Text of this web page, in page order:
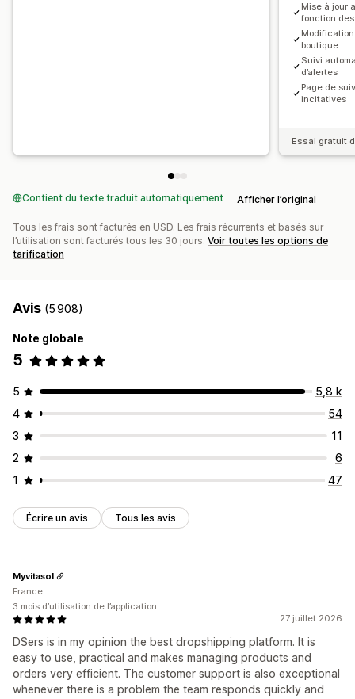
Mise à jour
fonction
boutique
Suivi
d’alertes
Page de
incitatives
Essai gratuit
Contient du texte traduit automatiquement Afficher l’original
Tous les frais sont facturés en USD. Les frais récurrents et basés sur
l’utilisation sont facturés tous les 30 jours. Voir toutes les options de
tarification
Avis (5 908)
Note globale
5
5
5,8 k
4
54
3
11
2
6
1
47
Écrire un avis Tous les avis
27 juillet 2026
DSers is in my opinion the best dropshipping platform. It is
easy to use, practical and makes managing products and
orders very efficient. The customer support is also exceptional
whenever there is a problem the team responds quickly and
Myvitasol
France
3 mois d’utilisation de l’application